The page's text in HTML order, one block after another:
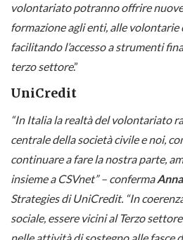
volontariato potranno offrire
formazione agli enti, alle
facilitando l’accesso a strumenti
terzo settore.”
UniCredit
“In Italia la realtà del volontariato
centrale della società civile e noi,
continuare a fare la nostra parte,
insieme a CSVnet” – conferma
Strategies di UniCredit. “In
sociale, essere vicini al Terzo